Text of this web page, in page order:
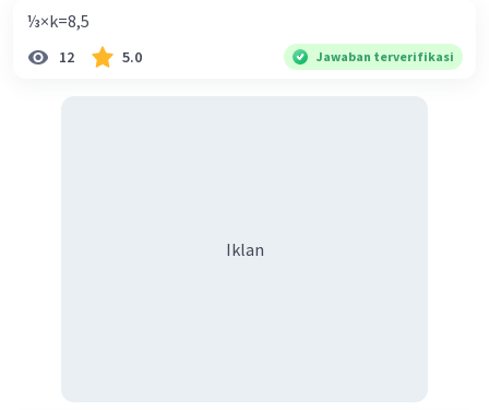
⅓×k=8,5
12 5.0 Jawaban terverifikasi
Iklan